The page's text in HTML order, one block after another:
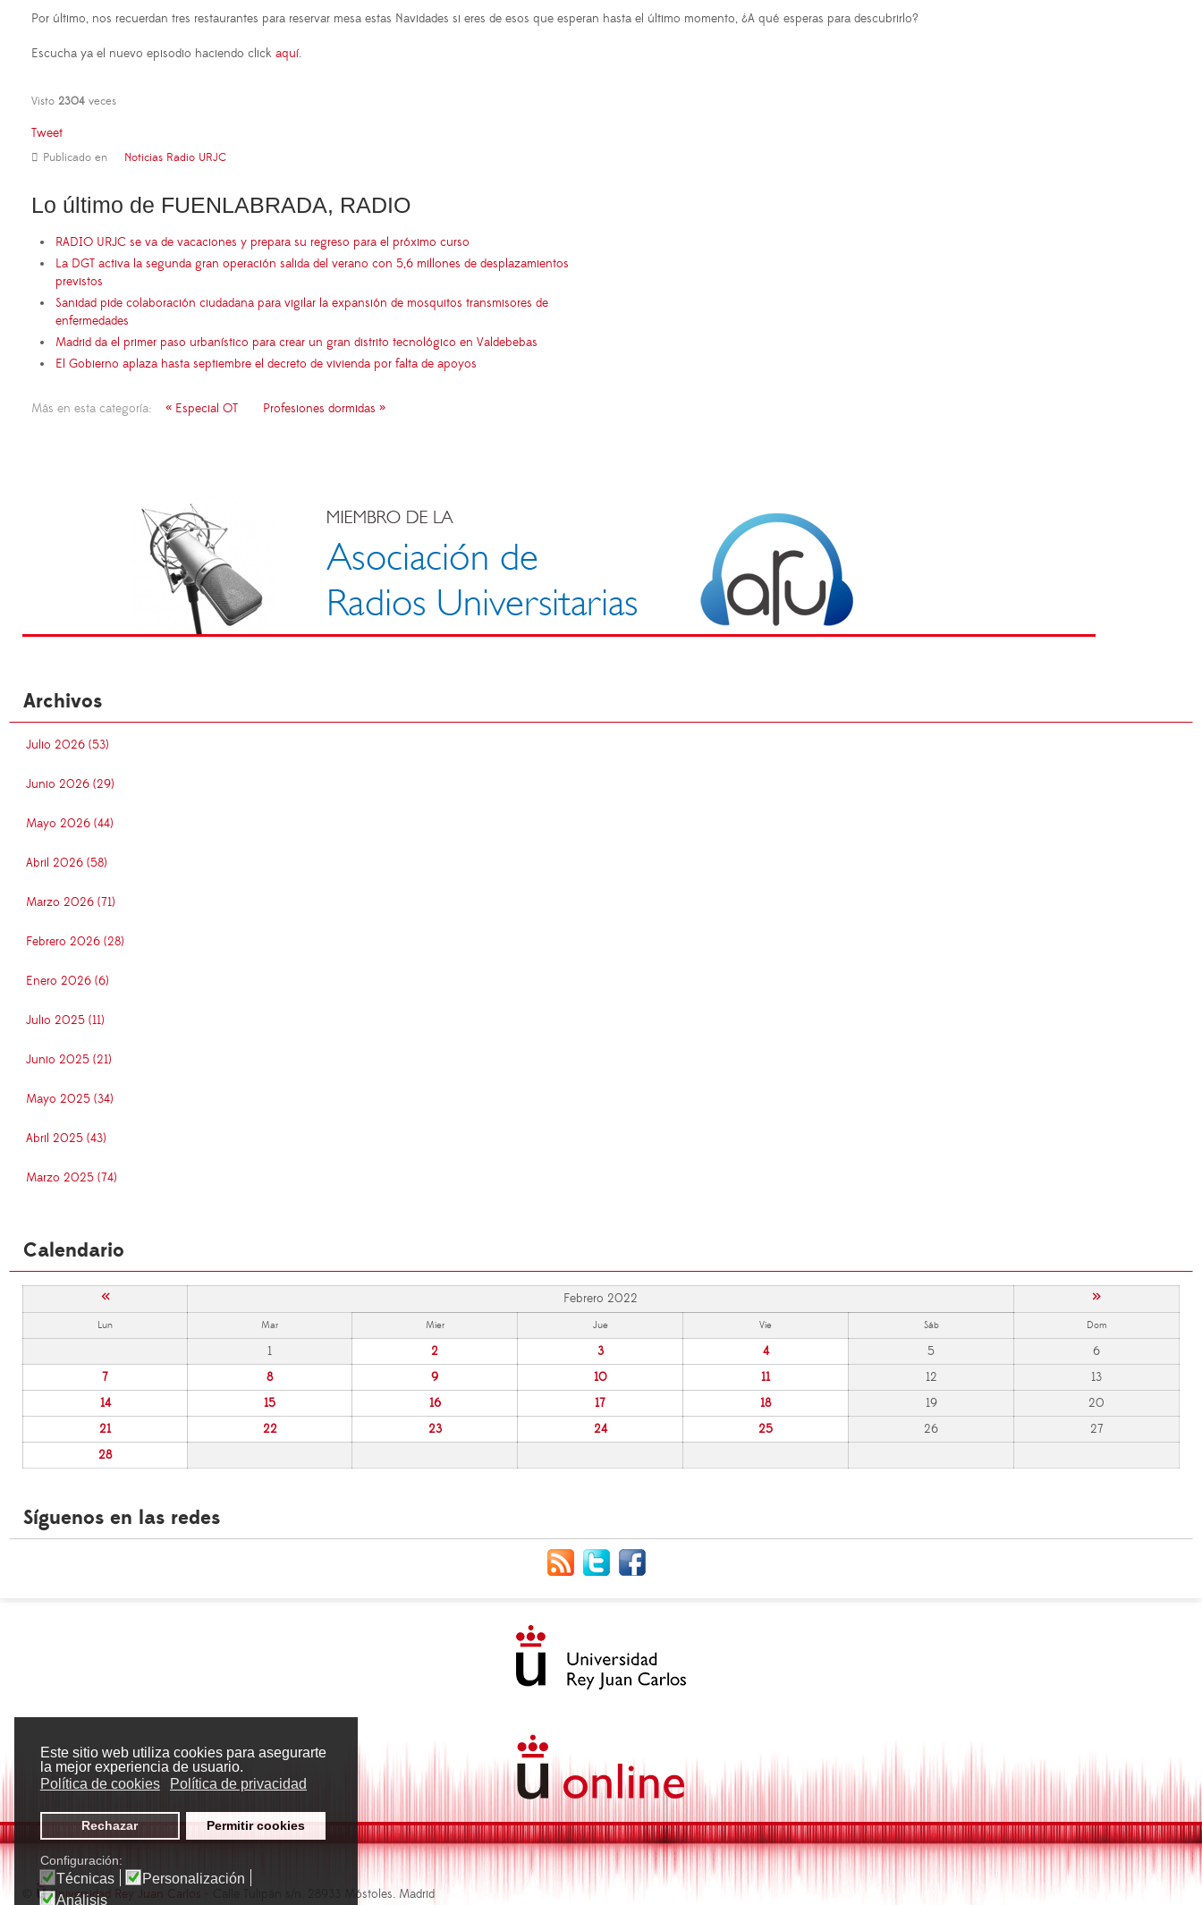
Este sitio web utiliza cookies para asegurarte
la mejor experiencia de usuario.
Política de cookies
Política de privacidad
Rechazar Permitir cookies
Configuración:
Técnicas
Personalización
Análisis
Por último, nos recuerdan tres restaurantes para reservar mesa estas Navidades si eres de esos que esperan hasta el último momento, ¿A qué esperas para descubrirlo?
Escucha ya el nuevo episodio haciendo click aquí.
Visto 2304 veces
Tweet
Publicado en Noticias Radio URJC
Lo último de FUENLABRADA, RADIO
RADIO URJC se va de vacaciones y prepara su regreso para el próximo curso
La DGT activa la segunda gran operación salida del verano con 5,6 millones de desplazamientos
previstos
Sanidad pide colaboración ciudadana para vigilar la expansión de mosquitos transmisores de
enfermedades
Madrid da el primer paso urbanístico para crear un gran distrito tecnológico en Valdebebas
El Gobierno aplaza hasta septiembre el decreto de vivienda por falta de apoyos
Más en esta categoría: « Especial OT Profesiones dormidas »
Archivos
Julio 2026 (53)
Junio 2026 (29)
Mayo 2026 (44)
Abril 2026 (58)
Marzo 2026 (71)
Febrero 2026 (28)
Enero 2026 (6)
Julio 2025 (11)
Junio 2025 (21)
Mayo 2025 (34)
Abril 2025 (43)
Marzo 2025 (74)
Calendario
« Febrero 2022 »
Lun Mar Mier Jue Vie Sáb Dom
1 2 3 4 5
6
7
8 9 10 11 12
13
14
15 16 17 18 19
20
21
22 23 24 25 26
27
28
Síguenos en las redes
Universidad Rey Juan Carlos - Calle Tulipán s/n. 28933 Móstoles. Madrid